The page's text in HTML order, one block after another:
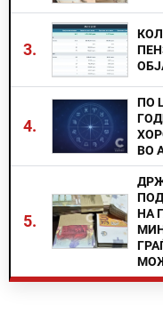
3.
4.
ПО
ВО
5.
НА